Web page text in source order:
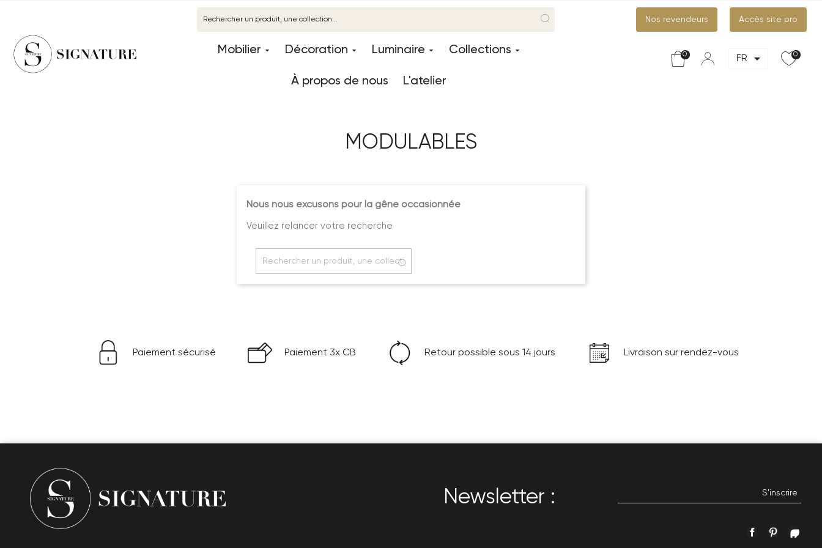
Nos revendeurs Accès site pro
0
FR 
0
Mobilier Décoration Luminaire Collections
À propos de nous L'atelier
MODULABLES
Nous nous excusons pour la gêne occasionnée
Veuillez relancer votre recherche
Paiement sécurisé Paiement 3x CB Retour possible sous 14 jours Livraison sur rendez-vous
Newsletter :
FacebookPinterest